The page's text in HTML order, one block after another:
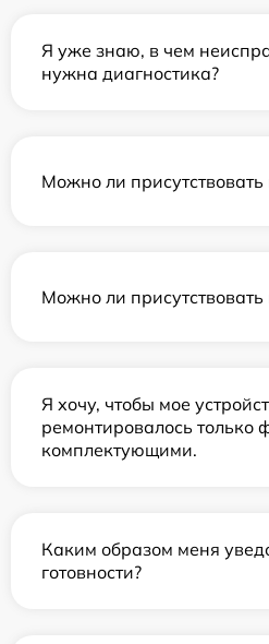
Я уже знаю, в чем
нужна диагностика?
Можно ли
Можно ли
Я хочу, чтобы мое
ремонтировалось
комплектующими.
Каким образом меня
готовности?